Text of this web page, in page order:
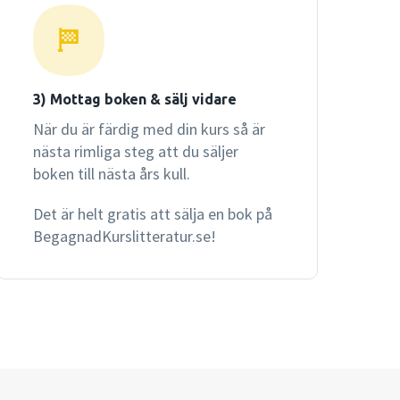
3) Mottag boken & sälj vidare
När du är färdig med din kurs så är
nästa rimliga steg att du säljer
boken till nästa års kull.
Det är helt gratis att sälja en bok på
BegagnadKurslitteratur.se!